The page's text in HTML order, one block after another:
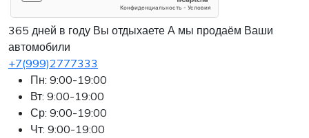
365 дней в году Вы отдыхаете А мы продаём Ваши
автомобили
+7(999)2777333
Пн: 9:00-19:00
Вт: 9:00-19:00
Ср: 9:00-19:00
Чт: 9:00-19:00